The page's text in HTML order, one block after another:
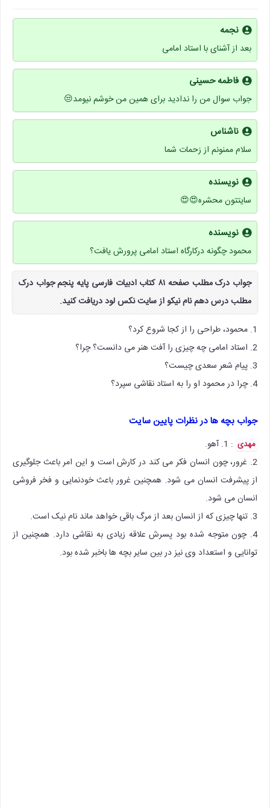
نجمه
بعد از آشنای با استاد امامی
فاطمه حسینی
جواب سوال من را ندادید برای همین من خوشم نیومد😒
ناشناس
سلام ممنونم از زحمات شما
نویسنده
سایتتون محشره😍😍
نویسنده
محمود چگونه درکارگاه استاد امامی پرورش یافت؟
جواب درک مطلب صفحه ۸۱ کتاب ادبیات فارسی پایه پنجم جواب درک
مطلب درس دهم نام نیکو از سایت نکس لود دریافت کنید.
1. محمود، طراحی را از کجا شروع کرد؟
2. استاد امامی چه چیزی را آفت هنر می دانست؟ چرا؟
3. پیام شعر سعدی چیست؟
4. چرا در محمود او را به استاد نقاشی سپرد؟
جواب بچه ها در نظرات پایین سایت
مهدی : 1. آهو.
2. غرور، چون انسان فکر می کند در کارش است و این امر باعث جلوگیری
از پیشرفت انسان می شود. همچنین غرور باعث خودنمایی و فخر فروشی
انسان می شود.
3. تنها چیزی که از انسان بعد از مرگ باقی خواهد ماند نام نیک است.
4. چون متوجه شده بود پسرش علاقه زیادی به نقاشی دارد. همچنین از
توانایی و استعداد وی نیز در بین سایر بچه ها باخبر شده بود.